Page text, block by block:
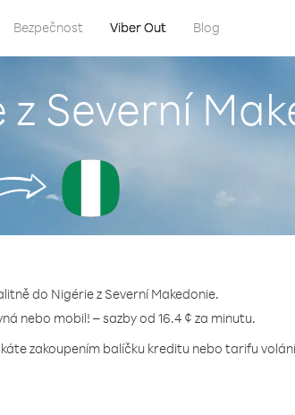
Bezpečnost Viber Out Blog
Severní
do Nigérie z Severní Makedonie.
nebo mobil! – sazby od 16.4 ¢ za minutu.
zakoupením balíčku kreditu nebo tarifu